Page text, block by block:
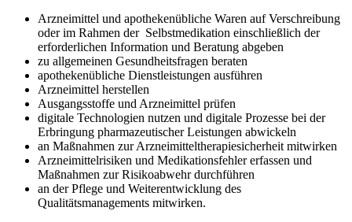
Arzneimittel und apothekenübliche Waren auf Verschreibung
oder im Rahmen der Selbstmedikation einschließlich der
erforderlichen Information und Beratung abgeben
zu allgemeinen Gesundheitsfragen beraten
apothekenübliche Dienstleistungen ausführen
Arzneimittel herstellen
Ausgangsstoffe und Arzneimittel prüfen
digitale Technologien nutzen und digitale Prozesse bei der
Erbringung pharmazeutischer Leistungen abwickeln
an Maßnahmen zur Arzneimitteltherapiesicherheit mitwirken
Arzneimittelrisiken und Medikationsfehler erfassen und
Maßnahmen zur Risikoabwehr durchführen
an der Pflege und Weiterentwicklung des
Qualitätsmanagements mitwirken.